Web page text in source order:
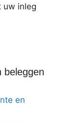
uw inleg
beleggen
en